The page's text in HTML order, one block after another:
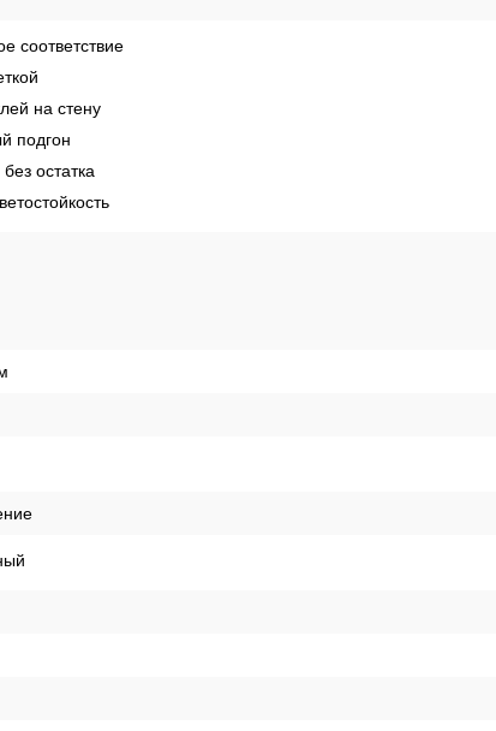
соответствие
на стену
подгон
остатка